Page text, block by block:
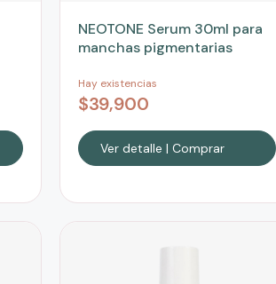
NEOTONE Serum 30ml para
manchas pigmentarias
Hay existencias
$39,900
Ver detalle | Comprar